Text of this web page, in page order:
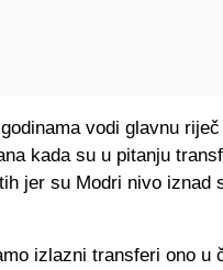
vodi glavnu
kada su u pitanju
jer su Modri nivo iznad
izlazni transferi ono u